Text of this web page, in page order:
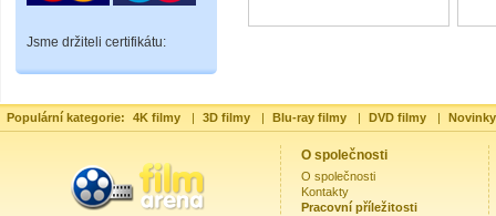
Jsme držiteli certifikátu:
Populární kategorie: 4K filmy | 3D filmy | Blu-ray filmy | DVD filmy |
O společnosti
O společnosti
Kontakty
Pracovní příležitosti